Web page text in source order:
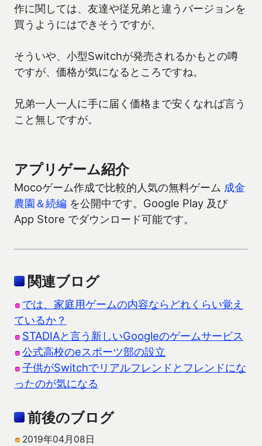
作に関しては、友達や従兄弟と違うバージョンを
買うようにはできそうですが。
そういや、小型Switchが発売されるかもとの噂
ですが、価格が気になるところですね。
兄弟一人一人に手に届く価格まで安くなれば言う
こと無しですが。
アプリゲーム紹介
Mocoゲーム作成で比較的人気の無料ゲーム 成金
農園＆続編 を公開中です。Google Play 及び
App Store でダウンロード可能です。
関連ブログ
では、家庭用ゲームの内容ならどれくらい覚え
ているか？
STADIAと言う新しいGoogleのゲームサービス
公式高校のeスポーツ部の設立
子供がSwitchでリアルフレンドとフレンドにな
ったのが気になる
前後のブログ
2019年04月08日